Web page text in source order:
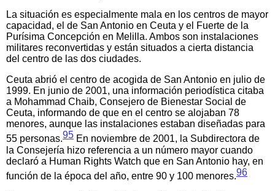
La situación es especialmente mala en los centros de mayor
capacidad, el de San Antonio en Ceuta y el Fuerte de la
Purísima Concepción en Melilla. Ambos son instalaciones
militares reconvertidas y están situados a cierta distancia
del centro de las dos ciudades.
Ceuta abrió el centro de acogida de San Antonio en julio de
1999. En junio de 2001, una información periodística citaba
a Mohammad Chaib, Consejero de Bienestar Social de
Ceuta, informando de que en el centro se alojaban 78
menores, aunque las instalaciones estaban diseñadas para
55 personas.95 En noviembre de 2001, la Subdirectora de
la Consejería hizo referencia a un número mayor cuando
declaró a Human Rights Watch que en San Antonio hay, en
función de la época del año, entre 90 y 100 menores.96